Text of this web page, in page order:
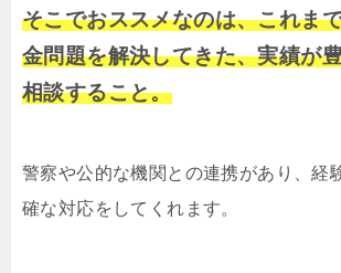
そこでおススメなのは、これま
金問題を解決してきた、実績が
相談すること。
警察や公的な機関との連携があり、経
確な対応をしてくれます。